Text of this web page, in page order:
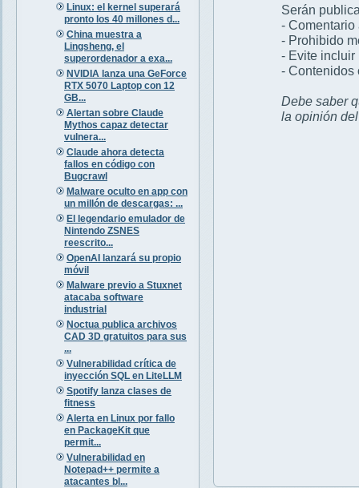
Linux: el kernel superará
pronto los 40 millones d...
China muestra a
Lingsheng, el
superordenador a exa...
NVIDIA lanza una GeForce
RTX 5070 Laptop con 12
GB...
Alertan sobre Claude
Mythos capaz detectar
vulnera...
Claude ahora detecta
fallos en código con
Bugcrawl
Malware oculto en app con
un millón de descargas: ...
El legendario emulador de
Nintendo ZSNES
reescrito...
OpenAI lanzará su propio
móvil
Malware previo a Stuxnet
atacaba software
industrial
Noctua publica archivos
CAD 3D gratuitos para sus
...
Vulnerabilidad crítica de
inyección SQL en LiteLLM
Spotify lanza clases de
fitness
Alerta en Linux por fallo
en PackageKit que
permit...
Vulnerabilidad en
Notepad++ permite a
atacantes bl...
Serán
- Comentario
- Prohibido
- Evite incluir
- Contenidos
Debe saber
la opinión